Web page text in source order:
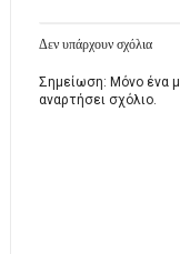
Δεν υπάρχουν σχόλια
Σημείωση: Μόνο ένα
αναρτήσει σχόλιο.